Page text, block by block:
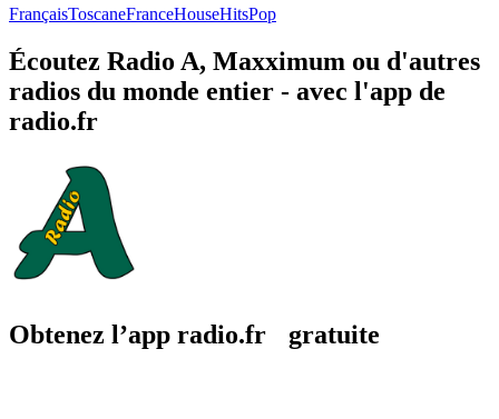
FrançaisToscaneFranceHouseHitsPop
Écoutez Radio A, Maxximum ou d'autres
radios du monde entier - avec l'app de
radio.fr
Obtenez l’app radio.fr gratuite